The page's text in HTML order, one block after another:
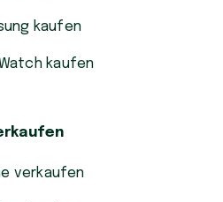
kaufen
kaufen
verkaufen